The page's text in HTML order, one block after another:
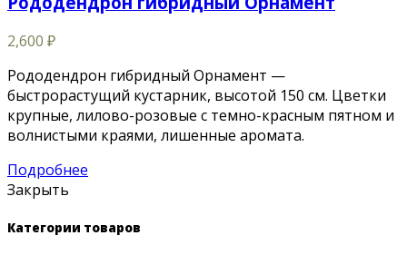
2,600 ₽
Рододендрон гибридный Орнамент —
быстрорастущий кустарник, высотой 150 см. Цветки
крупные, лилово-розовые с темно-красным пятном и
волнистыми краями, лишенные аромата.
Подробнее
Закрыть
Категории товаров